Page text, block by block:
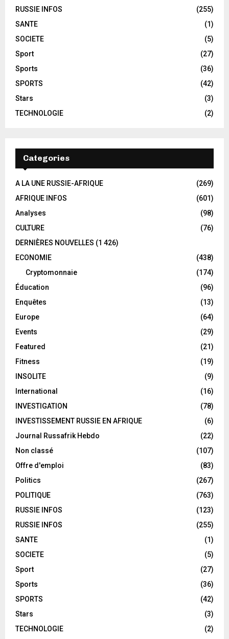
RUSSIE INFOS
(255)
SANTE
(1)
SOCIETE
(5)
Sport
(27)
Sports
(36)
SPORTS
(42)
Stars
(3)
TECHNOLOGIE
(2)
Categories
A LA UNE RUSSIE-AFRIQUE
(269)
AFRIQUE INFOS
(601)
Analyses
(98)
CULTURE
(76)
DERNIÈRES NOUVELLES (1 426)
ECONOMIE
(438)
Cryptomonnaie
(174)
Éducation
(96)
Enquêtes
(13)
Europe
(64)
Events
(29)
Featured
(21)
Fitness
(19)
INSOLITE
(9)
International
(16)
INVESTIGATION
(78)
INVESTISSEMENT RUSSIE EN AFRIQUE
(6)
Journal Russafrik Hebdo
(22)
Non classé
(107)
Offre d'emploi
(83)
Politics
(267)
POLITIQUE
(763)
RUSSIE INFOS
(123)
RUSSIE INFOS
(255)
SANTE
(1)
SOCIETE
(5)
Sport
(27)
Sports
(36)
SPORTS
(42)
Stars
(3)
TECHNOLOGIE
(2)